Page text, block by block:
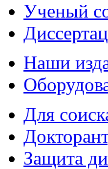
Ученый
Наши
Для
Защита